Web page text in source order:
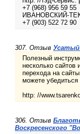
+7 (968) 956 59 55
ИВАНОВСКИЙ-
+7 (903) 522 72 90
307. Отзыв
Полезный
несколько
перехода на
можете
http: //
306. Отзыв
Воскресенского